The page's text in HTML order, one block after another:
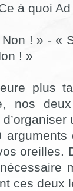
à quoi
! » - «
! »
plus
nos
arguments
oreilles.
ces deux